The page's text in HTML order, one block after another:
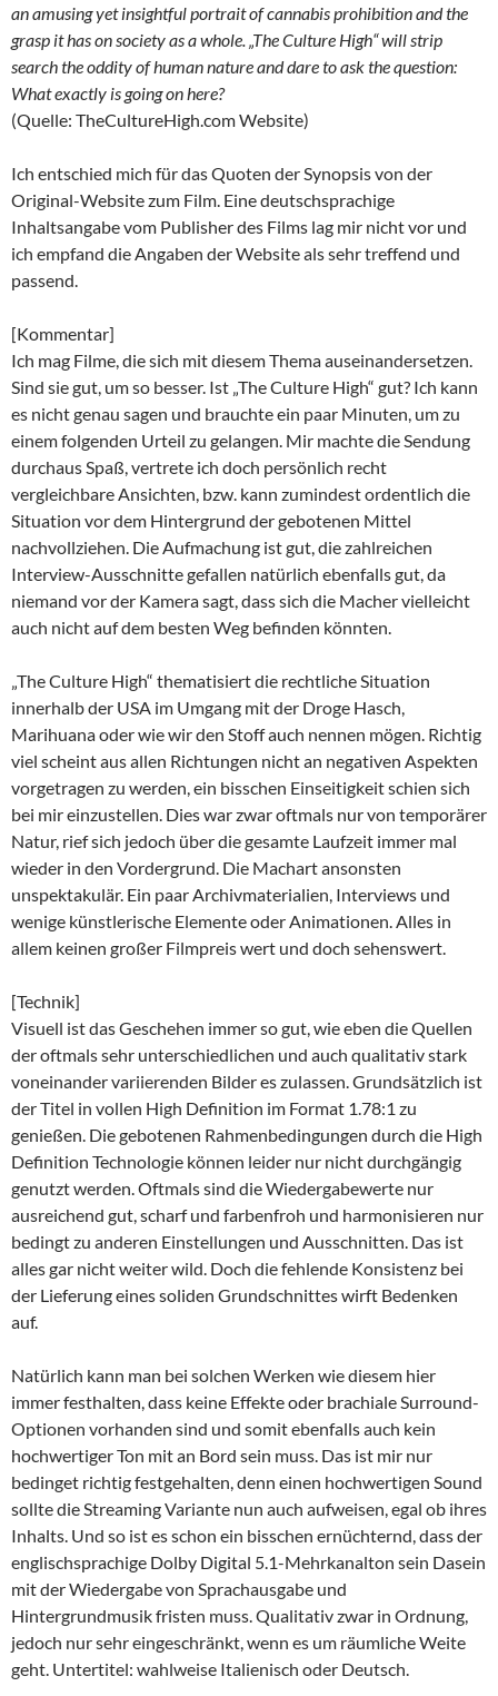
an amusing yet insightful portrait of cannabis prohibition and the
grasp it has on society as a whole. „The Culture High“ will strip
search the oddity of human nature and dare to ask the question:
What exactly is going on here?
(Quelle: TheCultureHigh.com Website)
Ich entschied mich für das Quoten der Synopsis von der
Original-Website zum Film. Eine deutschsprachige
Inhaltsangabe vom Publisher des Films lag mir nicht vor und
ich empfand die Angaben der Website als sehr treffend und
passend.
[Kommentar]
Ich mag Filme, die sich mit diesem Thema auseinandersetzen.
Sind sie gut, um so besser. Ist „The Culture High“ gut? Ich kann
es nicht genau sagen und brauchte ein paar Minuten, um zu
einem folgenden Urteil zu gelangen. Mir machte die Sendung
durchaus Spaß, vertrete ich doch persönlich recht
vergleichbare Ansichten, bzw. kann zumindest ordentlich die
Situation vor dem Hintergrund der gebotenen Mittel
nachvollziehen. Die Aufmachung ist gut, die zahlreichen
Interview-Ausschnitte gefallen natürlich ebenfalls gut, da
niemand vor der Kamera sagt, dass sich die Macher vielleicht
auch nicht auf dem besten Weg befinden könnten.
„The Culture High“ thematisiert die rechtliche Situation
innerhalb der USA im Umgang mit der Droge Hasch,
Marihuana oder wie wir den Stoff auch nennen mögen. Richtig
viel scheint aus allen Richtungen nicht an negativen Aspekten
vorgetragen zu werden, ein bisschen Einseitigkeit schien sich
bei mir einzustellen. Dies war zwar oftmals nur von temporärer
Natur, rief sich jedoch über die gesamte Laufzeit immer mal
wieder in den Vordergrund. Die Machart ansonsten
unspektakulär. Ein paar Archivmaterialien, Interviews und
wenige künstlerische Elemente oder Animationen. Alles in
allem keinen großer Filmpreis wert und doch sehenswert.
[Technik]
Visuell ist das Geschehen immer so gut, wie eben die Quellen
der oftmals sehr unterschiedlichen und auch qualitativ stark
voneinander variierenden Bilder es zulassen. Grundsätzlich ist
der Titel in vollen High Definition im Format 1.78:1 zu
genießen. Die gebotenen Rahmenbedingungen durch die High
Definition Technologie können leider nur nicht durchgängig
genutzt werden. Oftmals sind die Wiedergabewerte nur
ausreichend gut, scharf und farbenfroh und harmonisieren nur
bedingt zu anderen Einstellungen und Ausschnitten. Das ist
alles gar nicht weiter wild. Doch die fehlende Konsistenz bei
der Lieferung eines soliden Grundschnittes wirft Bedenken
auf.
Natürlich kann man bei solchen Werken wie diesem hier
immer festhalten, dass keine Effekte oder brachiale Surround-
Optionen vorhanden sind und somit ebenfalls auch kein
hochwertiger Ton mit an Bord sein muss. Das ist mir nur
bedinget richtig festgehalten, denn einen hochwertigen Sound
sollte die Streaming Variante nun auch aufweisen, egal ob ihres
Inhalts. Und so ist es schon ein bisschen ernüchternd, dass der
englischsprachige Dolby Digital 5.1-Mehrkanalton sein Dasein
mit der Wiedergabe von Sprachausgabe und
Hintergrundmusik fristen muss. Qualitativ zwar in Ordnung,
jedoch nur sehr eingeschränkt, wenn es um räumliche Weite
geht. Untertitel: wahlweise Italienisch oder Deutsch.